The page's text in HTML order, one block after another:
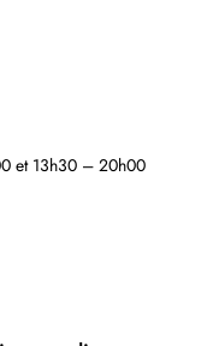
et 13h30 – 20h00